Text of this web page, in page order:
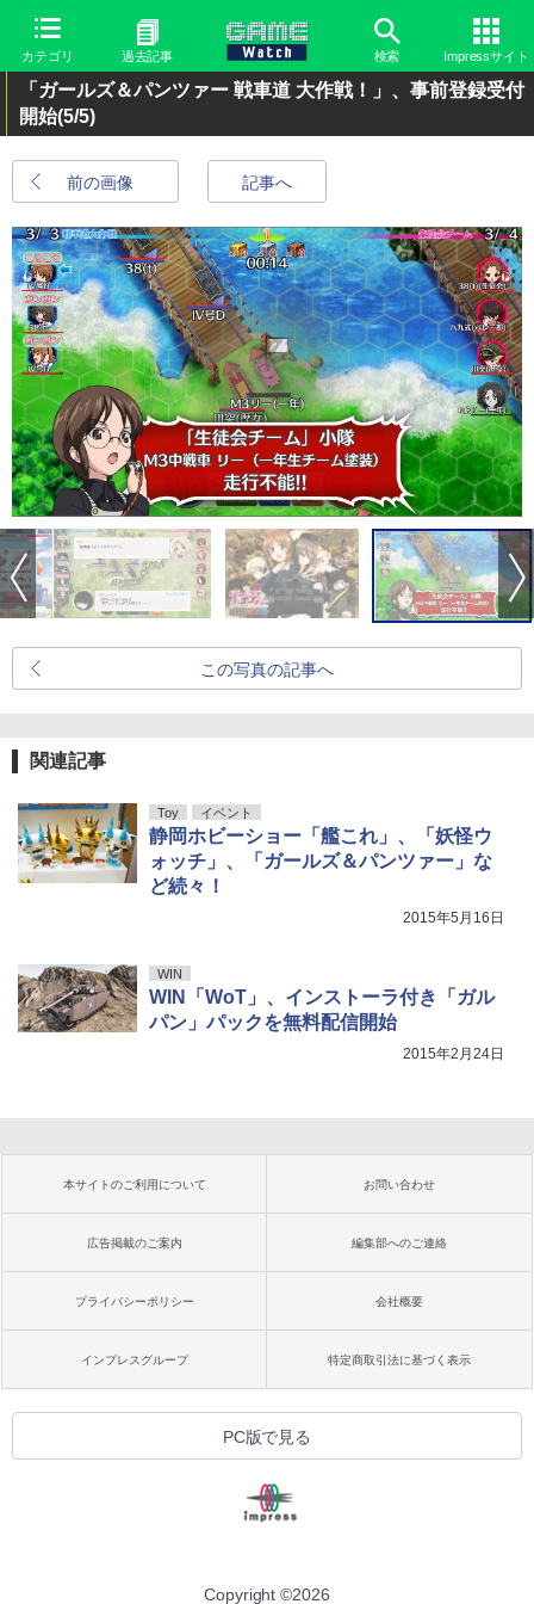
カテゴリ 過去記事 検索 Impressサイト
「ガールズ＆パンツァー 戦車道 大作戦！」、事前登録受付
開始(5/5)
前の画像 記事へ
この写真の記事へ
関連記事
Toy イベント
静岡ホビーショー「艦これ」、「妖怪ウ
ォッチ」、「ガールズ＆パンツァー」な
ど続々！
2015年5月16日
WIN
WIN「WoT」、インストーラ付き「ガル
パン」パックを無料配信開始
2015年2月24日
本サイトのご利用について お問い合わせ
広告掲載のご案内 編集部へのご連絡
プライバシーポリシー 会社概要
インプレスグループ 特定商取引法に基づく表示
PC版で見る
Copyright ©2026